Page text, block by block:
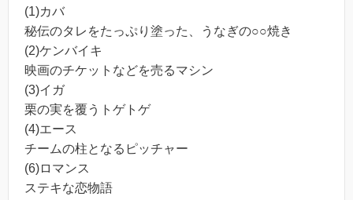
(1)カバ
秘伝のタレをたっぷり塗った、うなぎの○○焼き
(2)ケンバイキ
映画のチケットなどを売るマシン
(3)イガ
栗の実を覆うトゲトゲ
(4)エース
チームの柱となるピッチャー
(6)ロマンス
ステキな恋物語